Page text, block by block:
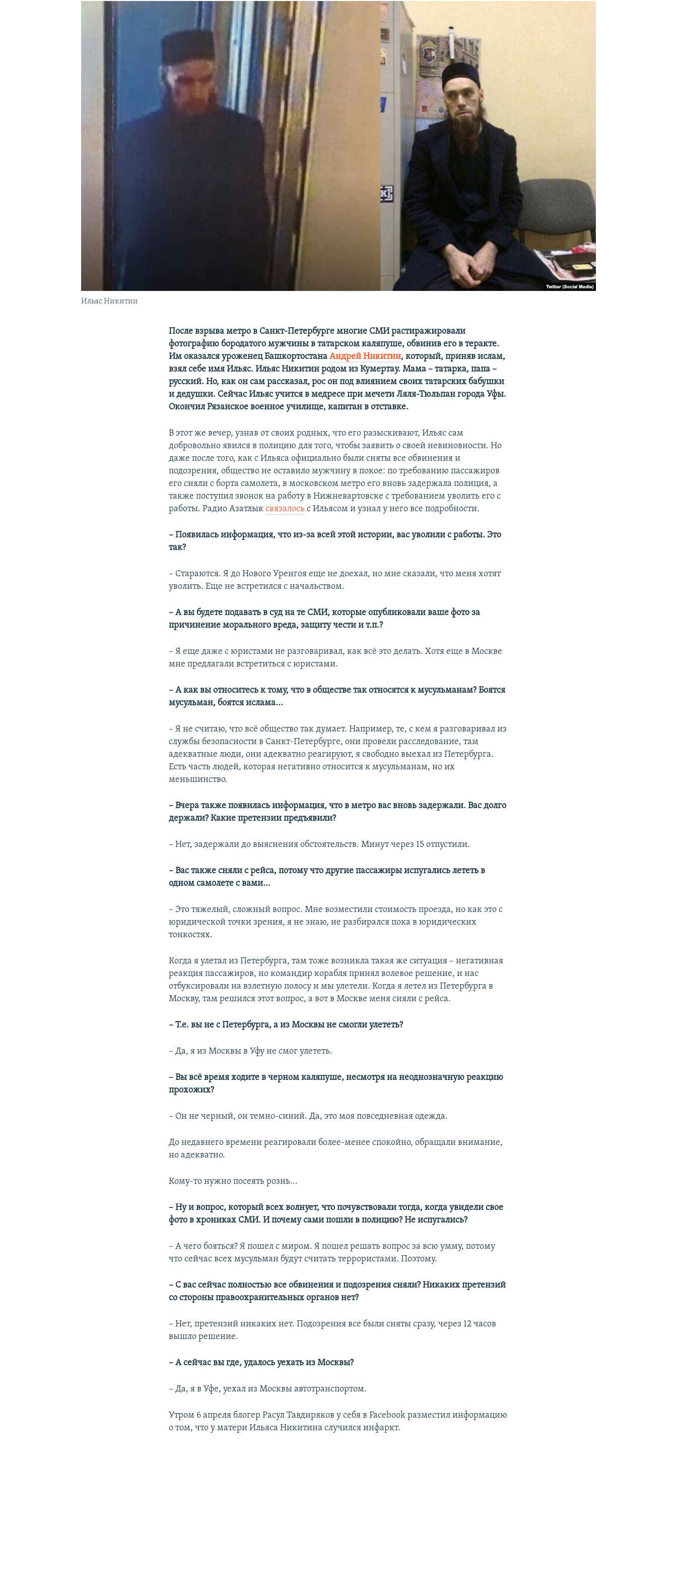
ПОДПИШИТЕСЬ НА РАССЫЛКУ
Ильяс Никитин
После взрыва метро в Санкт-Петербурге многие СМИ растиражировали
фотографию бородатого мужчины в татарском каляпуше, обвинив его в теракте.
Им оказался уроженец БашкортостанаАндрей Никитин, который, приняв ислам,
взял себе имя Ильяс. Ильяс Никитин родом из Кумертау. Мама – татарка, папа –
русский. Но, как он сам рассказал, рос он под влиянием своих татарских бабушки
и дедушки. Сейчас Ильяс учится в медресе при мечети Ляля-Тюльпан города Уфы.
Окончил Рязанское военное училище, капитан в отставке.
В этот же вечер, узнав от своих родных, что его разыскивают, Ильяс сам
добровольно явился в полицию для того, чтобы заявить о своей невиновности. Но
даже после того, как с Ильяса официально были сняты все обвинения и
подозрения, общество не оставило мужчину в покое: по требованию пассажиров
его сняли с борта самолета, в московском метро его вновь задержала полиция, а
также поступил звонок на работу в Нижневартовске с требованием уволить его с
работы. Радио Азатлыксвязалось с Ильясом и узнал у него все подробности.
– Появилась информация, что из-за всей этой истории, вас уволили с работы. Это
так?
– Стараются. Я до Нового Уренгоя еще не доехал, но мне сказали, что меня хотят
уволить. Еще не встретился с начальством.
– А вы будете подавать в суд на те СМИ, которые опубликовали ваше фото за
причинение морального вреда, защиту чести и т.п.?
– Я еще даже с юристами не разговаривал, как всё это делать. Хотя еще в Москве
мне предлагали встретиться с юристами.
– А как вы относитесь к тому, что в обществе так относятся к мусульманам? Боятся
мусульман, боятся ислама...
– Я не считаю, что всё общество так думает. Например, те, с кем я разговаривал из
службы безопасности в Санкт-Петербурге, они провели расследование, там
адекватные люди, они адекватно реагируют, я свободно выехал из Петербурга.
Есть часть людей, которая негативно относится к мусульманам, но их
меньшинство.
– Вчера также появилась информация, что в метро вас вновь задержали. Вас долго
держали? Какие претензии предъявили?
– Нет, задержали до выяснения обстоятельств. Минут через 15 отпустили.
– Вас также сняли с рейса, потому что другие пассажиры испугались лететь в
одном самолете с вами...
– Это тяжелый, сложный вопрос. Мне возместили стоимость проезда, но как это с
юридической точки зрения, я не знаю, не разбирался пока в юридических
тонкостях.
Когда я улетал из Петербурга, там тоже возникла такая же ситуация – негативная
реакция пассажиров, но командир корабля принял волевое решение, и нас
отбуксировали на взлетную полосу и мы улетели. Когда я летел из Петербурга в
Москву, там решился этот вопрос, а вот в Москве меня сняли с рейса.
– Т.е. вы не с Петербурга, а из Москвы не смогли улететь?
– Да, я из Москвы в Уфу не смог улететь.
– Вы всё время ходите в черном каляпуше, несмотря на неоднозначную реакцию
прохожих?
– Он не черный, он темно-синий. Да, это моя повседневная одежда.
До недавнего времени реагировали более-менее спокойно, обращали внимание,
но адекватно.
Кому-то нужно посеять рознь...
– Ну и вопрос, который всех волнует, что почувствовали тогда, когда увидели свое
фото в хрониках СМИ. И почему сами пошли в полицию? Не испугались?
– А чего бояться? Я пошел с миром. Я пошел решать вопрос за всю умму, потому
что сейчас всех мусульман будут считать террористами. Поэтому.
– С вас сейчас полностью все обвинения и подозрения сняли? Никаких претензий
со стороны правоохранительных органов нет?
– Нет, претензий никаких нет. Подозрения все были сняты сразу, через 12 часов
вышло решение.
– А сейчас вы где, удалось уехать из Москвы?
– Да, я в Уфе, уехал из Москвы автотранспортом.
Утром 6 апреля блогер Расул Тавдиряков у себя в Facebook разместил информацию
о том, что у матери Ильяса Никитина случился инфаркт.